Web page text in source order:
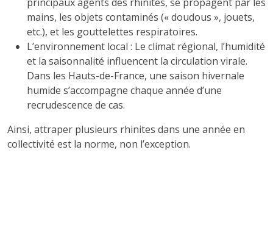
mains, les objets contaminés (« doudous », jouets,
etc.), et les gouttelettes respiratoires.
L’environnement local : Le climat régional, l’humidité
et la saisonnalité influencent la circulation virale.
Dans les Hauts-de-France, une saison hivernale
humide s’accompagne chaque année d’une
recrudescence de cas.
Ainsi, attraper plusieurs rhinites dans une année en
collectivité est la norme, non l’exception.